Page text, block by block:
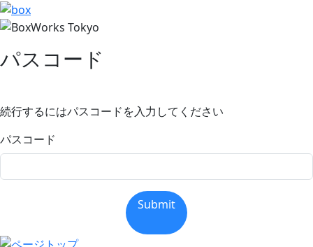
パスコード
続行するにはパスコードを入力してください
パスコード
Submit